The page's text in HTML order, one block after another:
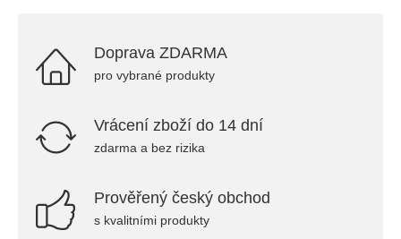
Doprava ZDARMA
pro vybrané produkty
Vrácení zboží do 14 dní
zdarma a bez rizika
Prověřený český obchod
s kvalitními produkty